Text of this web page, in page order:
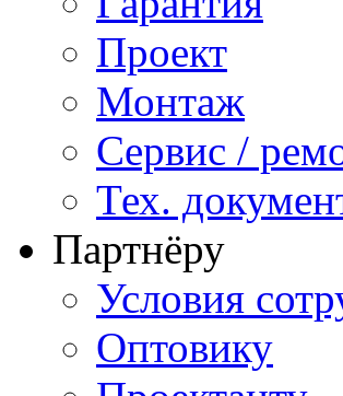
Проект
Монтаж
Сервис /
Тех.
Партнёру
Условия
Оптовику